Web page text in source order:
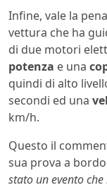
Infine, vale la
vettura che ha
di due motori
potenza e una
quindi di alto
secondi ed una
km/h.
Questo il
sua prova a bordo
stato un evento